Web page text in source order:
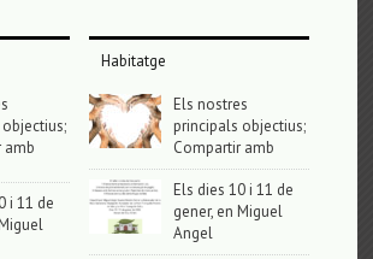
amb
i 11 de
Habitatge
Els nostres
principals objectius;
Compartir amb
Els dies 10 i 11 de
gener, en Miguel
Angel